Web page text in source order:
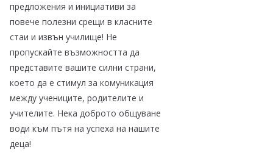
предложения и инициативи за
повече полезни срещи в класните
стаи и извън училище! Не
пропускайте възможността да
представите вашите силни страни,
което да е стимул за комуникация
между учениците, родителите и
учителите. Нека доброто общуване
води към пътя на успеха на нашите
деца!